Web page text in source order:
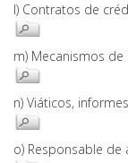
l) Contratos de
m) Mecanismos
n) Viáticos,
o) Responsable